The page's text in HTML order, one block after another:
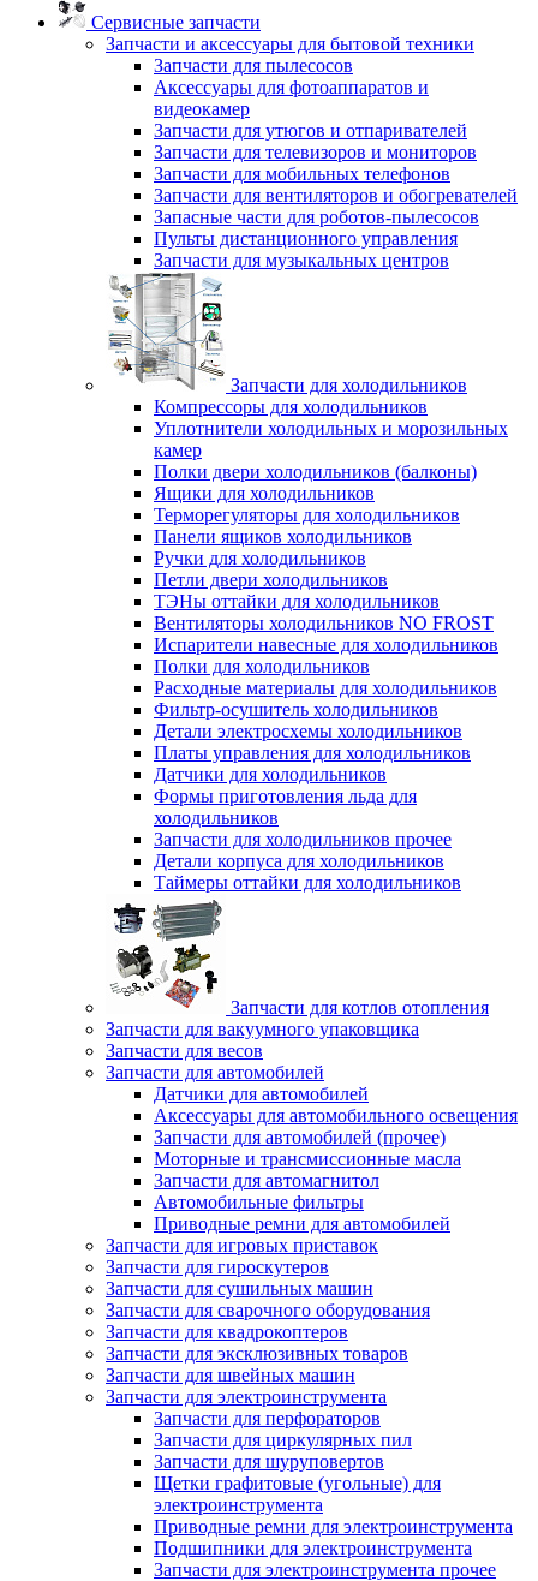
Сервисные запчасти
Запчасти и аксессуары для бытовой техники
Запчасти для пылесосов
Аксессуары для фотоаппаратов и
видеокамер
Запчасти для утюгов и отпаривателей
Запчасти для телевизоров и мониторов
Запчасти для мобильных телефонов
Запчасти для вентиляторов и обогревателей
Запасные части для роботов-пылесосов
Пульты дистанционного управления
Запчасти для музыкальных центров
Запчасти для холодильников
Компрессоры для холодильников
Уплотнители холодильных и морозильных
камер
Полки двери холодильников (балконы)
Ящики для холодильников
Терморегуляторы для холодильников
Панели ящиков холодильников
Ручки для холодильников
Петли двери холодильников
ТЭНы оттайки для холодильников
Вентиляторы холодильников NO FROST
Испарители навесные для холодильников
Полки для холодильников
Расходные материалы для холодильников
Фильтр-осушитель холодильников
Детали электросхемы холодильников
Платы управления для холодильников
Датчики для холодильников
Формы приготовления льда для
холодильников
Запчасти для холодильников прочее
Детали корпуса для холодильников
Таймеры оттайки для холодильников
Запчасти для котлов отопления
Запчасти для вакуумного упаковщика
Запчасти для весов
Запчасти для автомобилей
Датчики для автомобилей
Аксессуары для автомобильного освещения
Запчасти для автомобилей (прочее)
Моторные и трансмиссионные масла
Запчасти для автомагнитол
Автомобильные фильтры
Приводные ремни для автомобилей
Запчасти для игровых приставок
Запчасти для гироскутеров
Запчасти для сушильных машин
Запчасти для сварочного оборудования
Запчасти для квадрокоптеров
Запчасти для эксклюзивных товаров
Запчасти для швейных машин
Запчасти для электроинструмента
Запчасти для перфораторов
Запчасти для циркулярных пил
Запчасти для шуруповертов
Щетки графитовые (угольные) для
электроинструмента
Приводные ремни для электроинструмента
Подшипники для электроинструмента
Запчасти для электроинструмента прочее